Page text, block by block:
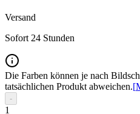
Versand
Sofort 24 Stunden
Die Farben können je nach
tatsächlichen Produkt abweichen.[
-
1